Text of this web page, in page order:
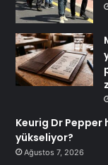
Keurig Dr Pepper
yükseliyor?
Ağustos 7, 2026